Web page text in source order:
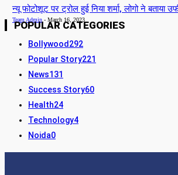
न्यू फोटोशूट पर ट्रोल हुई निया शर्मा, लोगो ने बताया
Team Admin - March 16, 2023
POPULAR CATEGORIES
Bollywood 292
Popular Story221
News131
Success Story60
Health24
Technology4
Noida0